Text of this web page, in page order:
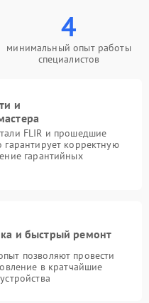
4
минимальный опыт работы
специалистов
и
FLIR и прошедшие
корректную
гарантийных
и быстрый ремонт
позволяют провести
в кратчайшие